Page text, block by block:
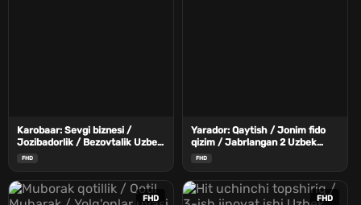
Karobaar: Sevgi biznesi /
Jozibadorlik / Bezovtalik Uzbek
Tilida
FHD
Yarador: Qaytish / Jonim fido
qizim / Jabrlangan 2 Uzbek
Tilida
FHD
FHD FHD